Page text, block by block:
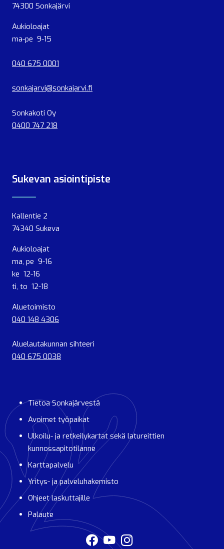
74300 Sonkajärvi
Aukioloajat
ma-pe 9-15
040 675 0001
sonkajarvi@sonkajarvi.fi
Sonkakoti Oy
0400 747 218
Sukevan asiointipiste
Kallentie 2
74340 Sukeva
Aukioloajat
ma, pe 9-16
ke 12-16
ti, to 12-18
Aluetoimisto
040 148 4306
Aluelautakunnan sihteeri
040 675 0038
Tietoa Sonkajärvestä
Avoimet työpaikat
Ulkoilu- ja retkeilykartat sekä latureittien
kunnossapitotilanne
Karttapalvelu
Yritys- ja palveluhakemisto
Ohjeet laskuttajille
Palaute